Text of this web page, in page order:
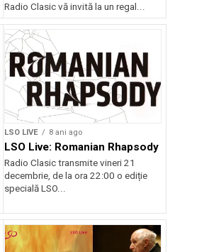
Radio Clasic vă invită la un regal...
LSO LIVE 8 ani ago
LSO Live: Romanian Rhapsody
Radio Clasic transmite vineri 21
decembrie, de la ora 22:00 o ediție
specială LSO...